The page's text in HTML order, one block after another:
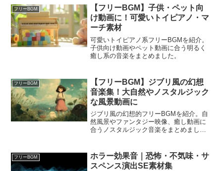
フリーBGM
【フリーBGM】子供・ペット向
け動画に！可愛いトイピアノ・マ
ーチ素材
可愛いトイピアノ系フリーBGMを紹介。
子供向け動画やペット動画に合う明るく
癒し系の音楽をまとめました。
フリーBGM
【フリーBGM】ジブリ風の幻想
音楽集！大自然やノスタルジック
な風景動画に
ジブリ風の幻想的フリーBGMを紹介。自
然風景やファンタジー映像、癒し動画に
合うノスタルジック音楽をまとめまし
フリーBGM
ホラー効果音｜恐怖・不気味・サ
スペンス演出SE素材集